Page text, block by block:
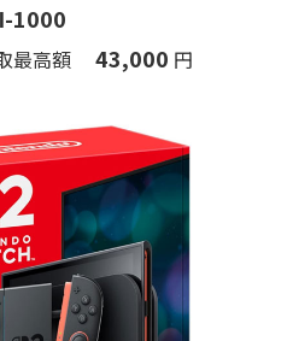
1000
最高額 43,000 円